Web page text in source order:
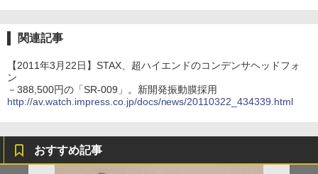
関連記事
【2011年3月22日】STAX、超ハイエンドのコンデンサヘッドフォ
ン
－388,500円の「SR-009」。新開発振動膜採用
http://av.watch.impress.co.jp/docs/news/20110322_434339.html
おすすめ記事